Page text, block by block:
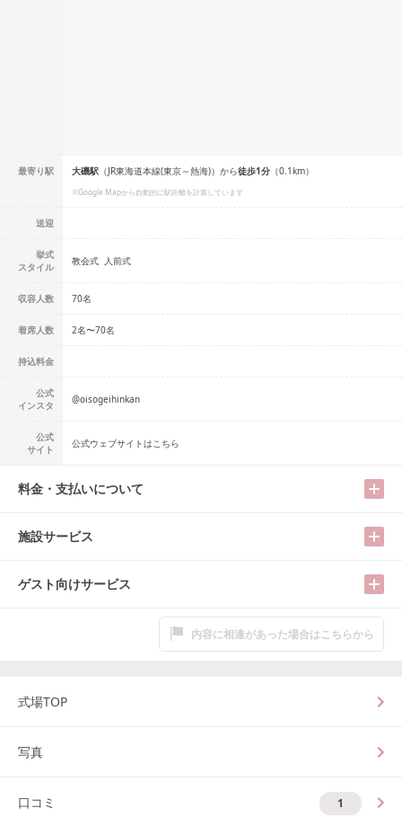
最寄り駅 大磯駅 （JR東海道本線(東京～熱海)） から徒歩1分 （0.1km）
※Google Mapから自動的に駅距離を計算しています
送迎
挙式
スタイル
教会式 人前式
収容人数 70名
着席人数 2名〜70名
持込料金
公式
インスタ
@oisogeihinkan
公式
サイト
公式ウェブサイトはこちら
料金・支払いについて
施設サービス
ゲスト向けサービス
内容に相違があった場合はこちらから
式場TOP
写真
口コミ 1